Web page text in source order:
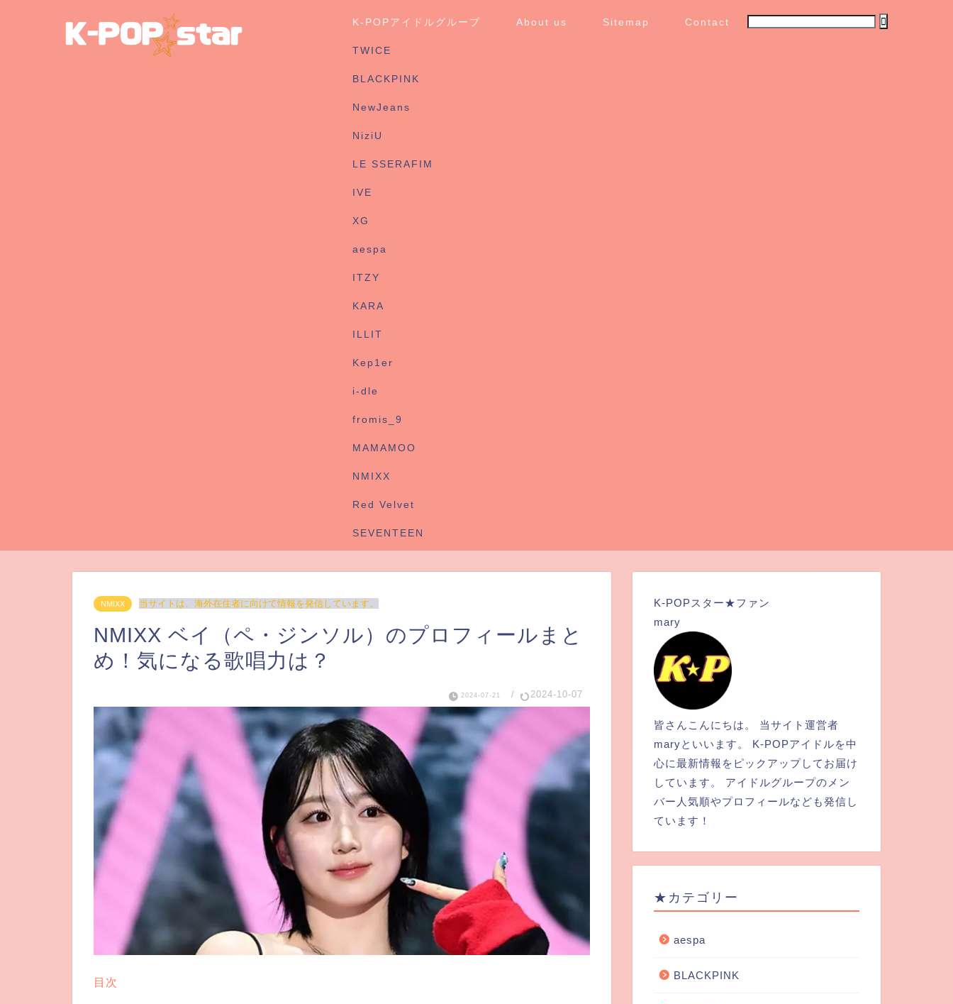
K-POPアイドルグループ
TWICE
BLACKPINK
NewJeans
NiziU
LE SSERAFIM
IVE
XG
aespa
ITZY
KARA
ILLIT
Kep1er
i-dle
fromis_9
MAMAMOO
NMIXX
Red Velvet
SEVENTEEN
About us Sitemap Contact
NMIXX 当サイトは、海外在住者に向けて情報を発信しています。
NMIXX ベイ（ペ・ジンソル）のプロフィールまと
め！気になる歌唱力は？
2024-07-21 / 2024-10-07
目次
K-POPスター★ファン
mary
皆さんこんにちは。 当サイト運営者
maryといいます。 K-POPアイドルを中
心に最新情報をピックアップしてお届け
しています。 アイドルグループのメン
バー人気順やプロフィールなども発信し
ています！
★カテゴリー
aespa
BLACKPINK